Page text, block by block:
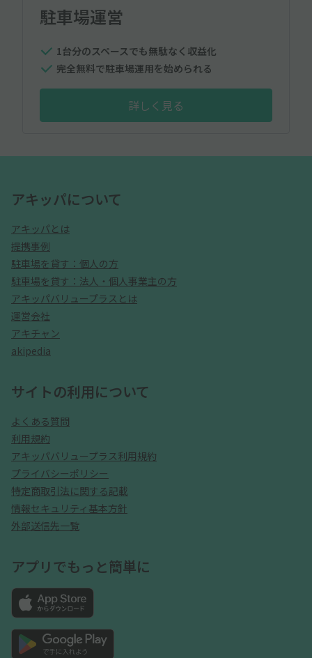
駐車場運営
1台分のスペースでも無駄なく収益化
完全無料で駐車場運用を始められる
詳しく見る
アキッパについて
アキッパとは
提携事例
駐車場を貸す：個人の方
駐車場を貸す：法人・個人事業主の方
アキッパバリュープラスとは
運営会社
アキチャン
akipedia
サイトの利用について
よくある質問
利用規約
アキッパバリュープラス利用規約
プライバシーポリシー
特定商取引法に関する記載
情報セキュリティ基本方針
外部送信先一覧
アプリでもっと簡単に